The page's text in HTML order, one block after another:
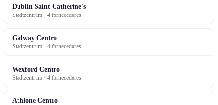
Dublin Saint Catherine's
Stadtzentrum · 4 fornecedores
Galway Centro
Stadtzentrum · 4 fornecedores
Wexford Centro
Stadtzentrum · 4 fornecedores
Athlone Centro